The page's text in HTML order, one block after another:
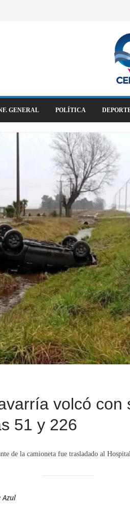
GENERAL POLÍTICA
volcó con
51 y 226
de la camioneta fue trasladado al